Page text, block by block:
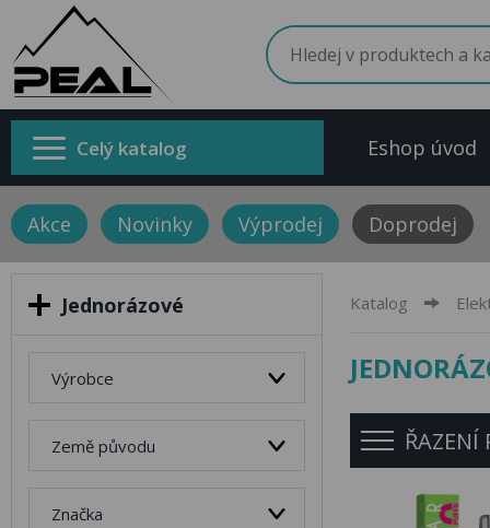
Celý katalog Eshop úvod
Akce Novinky Výprodej Doprodej
Jednorázové
Výrobce
Země původu
Značka
Katalog
ŘAZENÍ